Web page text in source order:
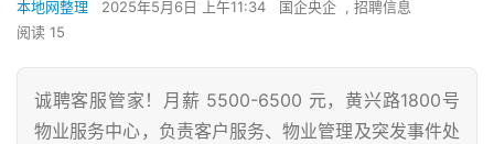
本地网整理 2025年5月6日 上午11:34 国企央企 , 招聘信息
阅读 15
诚聘客服管家！月薪 5500-6500 元，黄兴路1800号
物业服务中心，负责客户服务、物业管理及突发事件处